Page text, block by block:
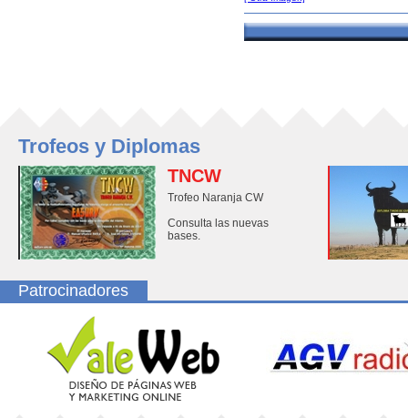
Trofeos y Diplomas
TNCW
Trofeo Naranja CW
Consulta las nuevas
bases.
Patrocinadores